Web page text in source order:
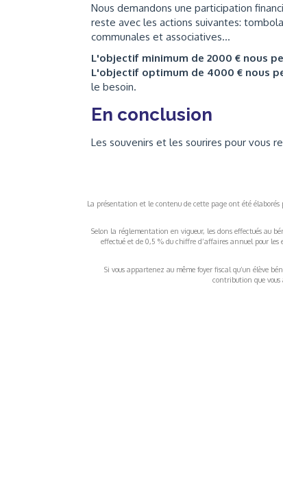
Nous demandons une participation
reste avec les actions suivantes:
communales et associatives...
L'objectif minimum de 2000 € nous
L'objectif optimum de 4000 € nous
le besoin.
En conclusion
Les souvenirs et les sourires pour vous
La présentation et le contenu de cette page ont été
Selon la réglementation en vigueur, les dons effectués au
effectué et de 0,5 % du chiffre d’affaires annuel pour
Si vous appartenez au même foyer fiscal qu’un élève
contribution que